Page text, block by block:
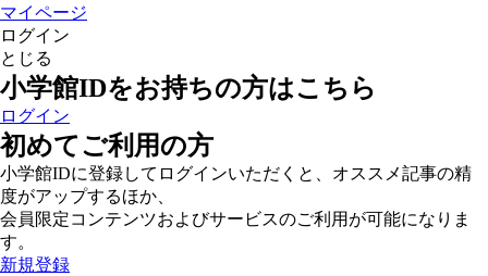
マイページ
ログイン
とじる
小学館IDをお持ちの方はこちら
ログイン
初めてご利用の方
小学館IDに登録してログインいただくと、オススメ記事の精
度がアップするほか、
会員限定コンテンツおよびサービスのご利用が可能になりま
す。
新規登録